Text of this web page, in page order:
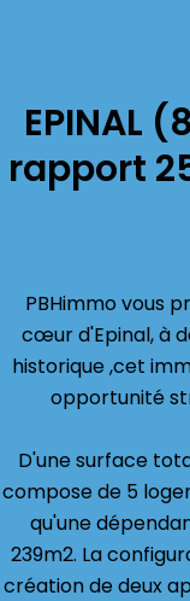
EPINAL
rapport
PBHimmo vous
cœur d'Epinal, à
historique ,cet
opportunité
D'une surface
compose de 5
qu'une
239m2. La
création de deux